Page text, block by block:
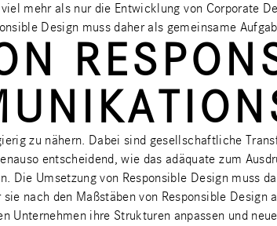
mehr als nur die Entwicklung von Corporate
Design muss daher als gemeinsame
zu nähern. Dabei sind gesellschaftliche
entscheidend, wie das adäquate zum
Umsetzung von Responsible Design muss
nach den Maßstäben von Responsible Design
ihre Strukturen anpassen und